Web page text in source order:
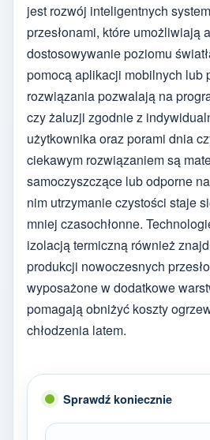
jest rozwój inteligentnych
przesłonami, które umożliwiają
dostosowywanie poziomu
pomocą aplikacji mobilnych lub
rozwiązania pozwalają na
czy żaluzji zgodnie z
użytkownika oraz porami dnia
ciekawym rozwiązaniem są
samoczyszczące lub odporne
nim utrzymanie czystości staje
mniej czasochłonne.
izolacją termiczną również
produkcji nowoczesnych
wyposażone w dodatkowe
pomagają obniżyć koszty
chłodzenia latem.
Sprawdź koniecznie